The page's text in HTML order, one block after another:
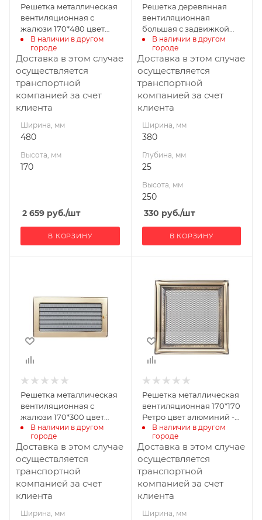
Решетка металлическая
вентиляционная с
жалюзи 170*480 цвет
золотой с/п
В наличии в другом
городе
Доставка в этом случае
осуществляется
транспортной
компанией за счет
клиента
Ширина, мм
480
Высота, мм
170
2 659 руб./шт
В КОРЗИНУ
Решетка деревянная
вентиляционная
большая с задвижкой
380*250 с/п
В наличии в другом
городе
Доставка в этом случае
осуществляется
транспортной
компанией за счет
клиента
Ширина, мм
380
Глубина, мм
25
Высота, мм
250
330 руб./шт
В КОРЗИНУ
Высота, мм
Решетка металлическая
вентиляционная с
жалюзи 170*300 цвет
золотой с/п
В наличии в другом
городе
Доставка в этом случае
осуществляется
транспортной
компанией за счет
клиента
Ширина, мм
Высота, мм
Решетка металлическая
вентиляционная 170*170
Ретро цвет алюминий -
цинк с/п
В наличии в другом
городе
Доставка в этом случае
осуществляется
транспортной
компанией за счет
клиента
Ширина, мм